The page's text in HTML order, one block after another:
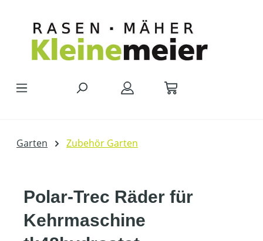
Garten Zubehör Garten
Polar-Trec Räder für
Kehrmaschine